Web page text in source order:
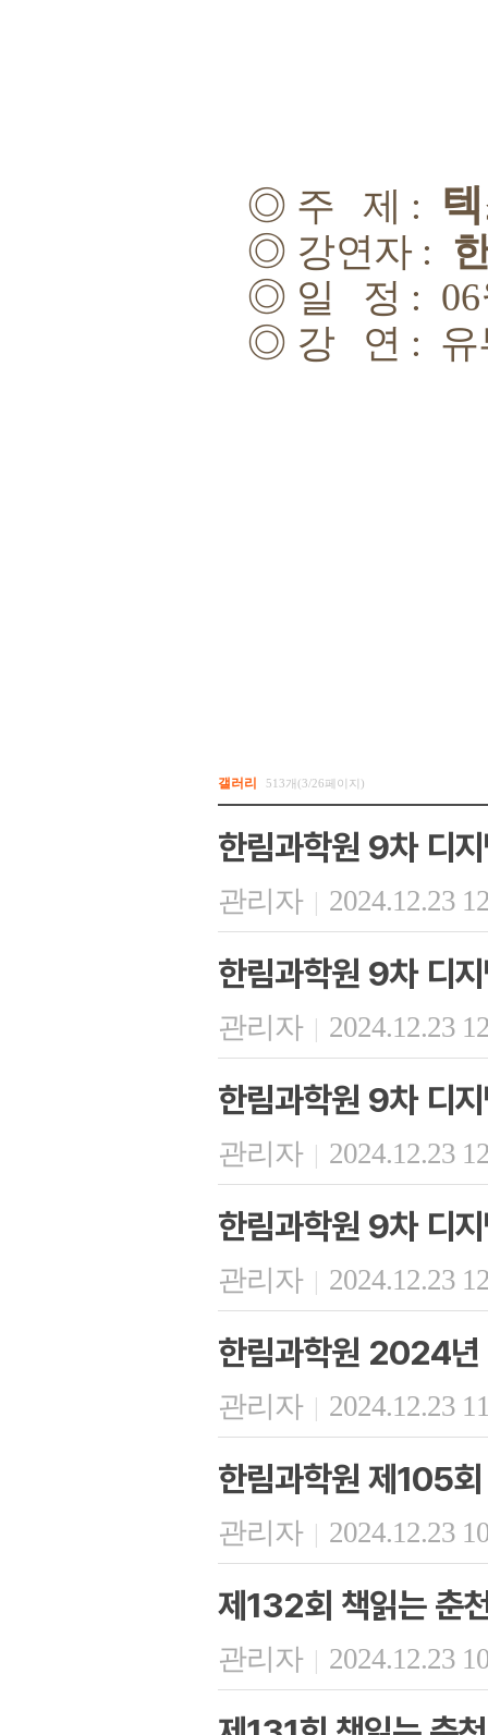
◎ 주 제 :
◎ 강연자 :
◎ 일 정 : 06
◎ 강 연 :
갤러리 513개(3/26페이지)
한림과학원 9차 디
관리자 | 2024.12.23
한림과학원 9차 디
관리자 | 2024.12.23
한림과학원 9차 디
관리자 | 2024.12.23
한림과학원 9차 디
관리자 | 2024.12.23
한림과학원 2024년
관리자 | 2024.12.23
한림과학원 제105
관리자 | 2024.12.23
제132회 책읽는 춘
관리자 | 2024.12.23